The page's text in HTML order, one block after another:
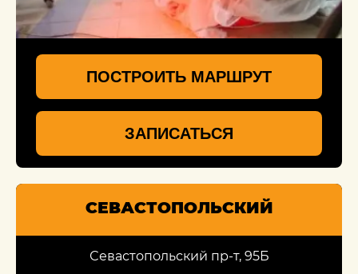
ПОСТРОИТЬ МАРШРУТ
ЗАПИСАТЬСЯ
СЕВАСТОПОЛЬСКИЙ
Севастопольский пр-т, 95Б